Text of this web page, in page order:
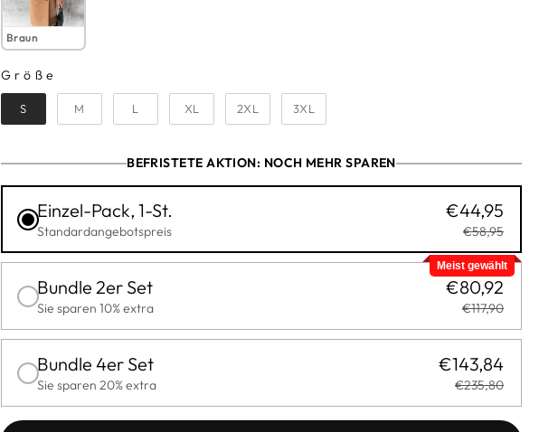
Braun
Größe
GRÖSSE
S M L XL 2XL 3XL
BEFRISTETE AKTION: NOCH MEHR SPAREN
Einzel-Pack, 1-St.
Standardangebotspreis
€44,95
€58,95
Meist gewählt
Bundle 2er Set
Sie sparen 10% extra
€80,92
€117,90
Bundle 4er Set
Sie sparen 20% extra
€143,84
€235,80